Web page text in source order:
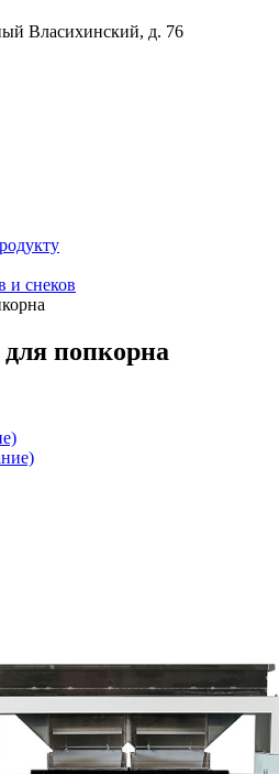
Власихинский, д. 76
и снеков
попкорна